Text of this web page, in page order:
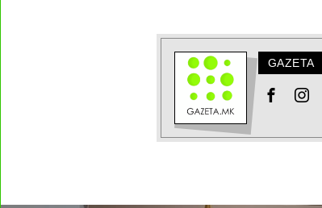
GAZETA